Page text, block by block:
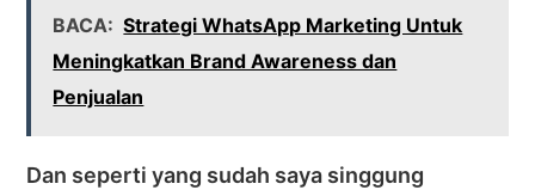
BACA: Strategi WhatsApp Marketing Untuk
Meningkatkan Brand Awareness dan
Penjualan
Dan seperti yang sudah saya singgung